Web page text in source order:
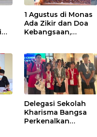
1 Agustus di Monas
Ada Zikir dan Doa
Kebangsaan,
Delegasi Sekolah
Kharisma Bangsa
Perkenalkan